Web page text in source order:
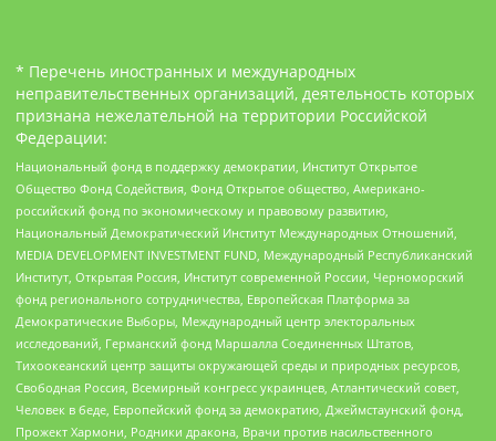
* Перечень иностранных и международных
неправительственных организаций, деятельность которых
признана нежелательной на территории Российской
Федерации:
Национальный фонд в поддержку демократии, Институт Открытое
Общество Фонд Содействия, Фонд Открытое общество, Американо-
российский фонд по экономическому и правовому развитию,
Национальный Демократический Институт Международных Отношений,
MEDIA DEVELOPMENT INVESTMENT FUND, Международный Республиканский
Институт, Открытая Россия, Институт современной России, Черноморский
фонд регионального сотрудничества, Европейская Платформа за
Демократические Выборы, Международный центр электоральных
исследований, Германский фонд Маршалла Соединенных Штатов,
Тихоокеанский центр защиты окружающей среды и природных ресурсов,
Свободная Россия, Всемирный конгресс украинцев, Атлантический совет,
Человек в беде, Европейский фонд за демократию, Джеймстаунский фонд,
Прожект Хармони, Родники дракона, Врачи против насильственного